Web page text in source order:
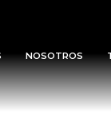
NOSOTROS